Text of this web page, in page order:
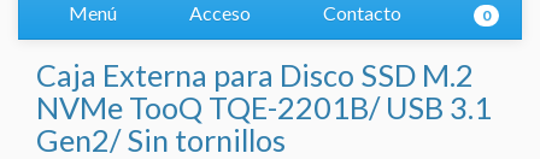
Menú Acceso Contacto 0
Caja Externa para Disco SSD M.2
NVMe TooQ TQE-2201B/ USB 3.1
Gen2/ Sin tornillos